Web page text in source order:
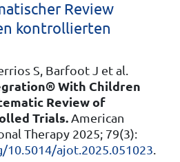
Review
kontrollierten
S, Barfoot J et al.
With Children
Review of
Trials. American
Therapy 2025; 79(3):
10.5014/ajot.2025.051023.